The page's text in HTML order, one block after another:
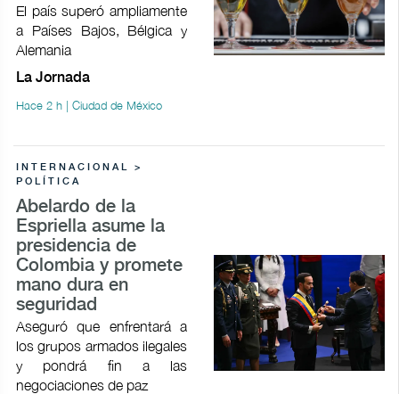
El país superó ampliamente
a Países Bajos, Bélgica y
Alemania
La Jornada
Hace 2 h | Ciudad de México
INTERNACIONAL >
POLÍTICA
Abelardo de la
Espriella asume la
presidencia de
Colombia y promete
mano dura en
seguridad
Aseguró que enfrentará a
los grupos armados ilegales
y pondrá fin a las
negociaciones de paz